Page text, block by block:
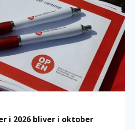
i 2026 bliver i oktober